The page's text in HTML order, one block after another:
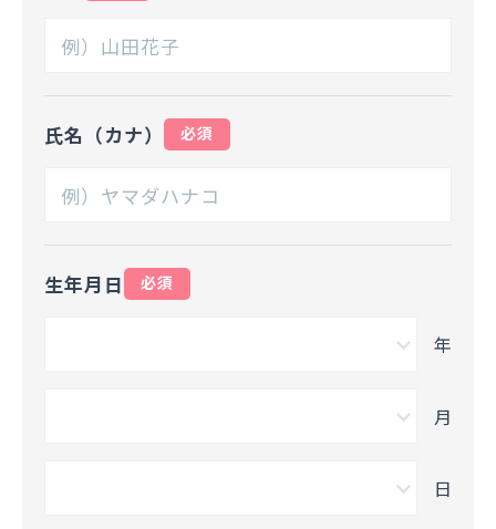
氏名（カナ） 必須
生年月日 必須
年
月
日